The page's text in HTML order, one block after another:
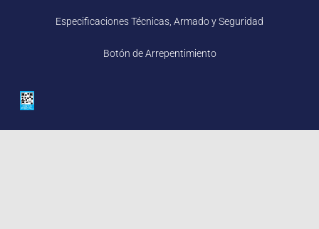
Especificaciones Técnicas, Armado y Seguridad
Botón de Arrepentimiento